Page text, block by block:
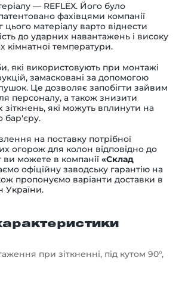
— REFLEX. Його було
фахівцями компанії
цього матеріалу варто віднести
до ударних навантажень і високу
кімнатної температури.
які використовують при монтажі
замасковані за допомогою
Це дозволяє запобігти зайвим
персоналу, а також знизити
зіткнень, які можуть вплинути на
бар'єру.
на поставку потрібної
огорож для колон відповідно до
ви можете в компанії «Склад
офіційну заводську гарантію на
пропонуємо варіанти доставки в
України.
при зіткненні, під кутом 90°,